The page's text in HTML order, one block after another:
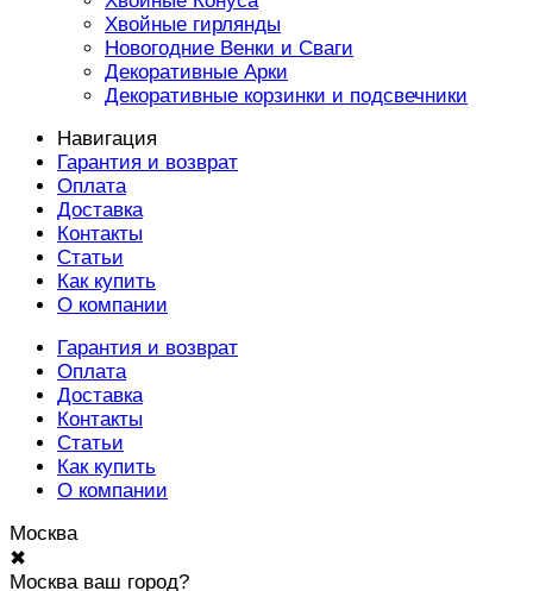
Хвойные гирлянды
Новогодние Венки и Сваги
Декоративные Арки
Декоративные корзинки и подсвечники
Навигация
Гарантия и возврат
Оплата
Доставка
Контакты
Статьи
Как купить
О компании
Гарантия и возврат
Оплата
Доставка
Контакты
Статьи
Как купить
О компании
Москва
✖
Москва ваш город?